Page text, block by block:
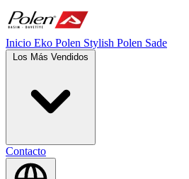
Inicio Eko Polen Stylish Polen Sade
Contacto